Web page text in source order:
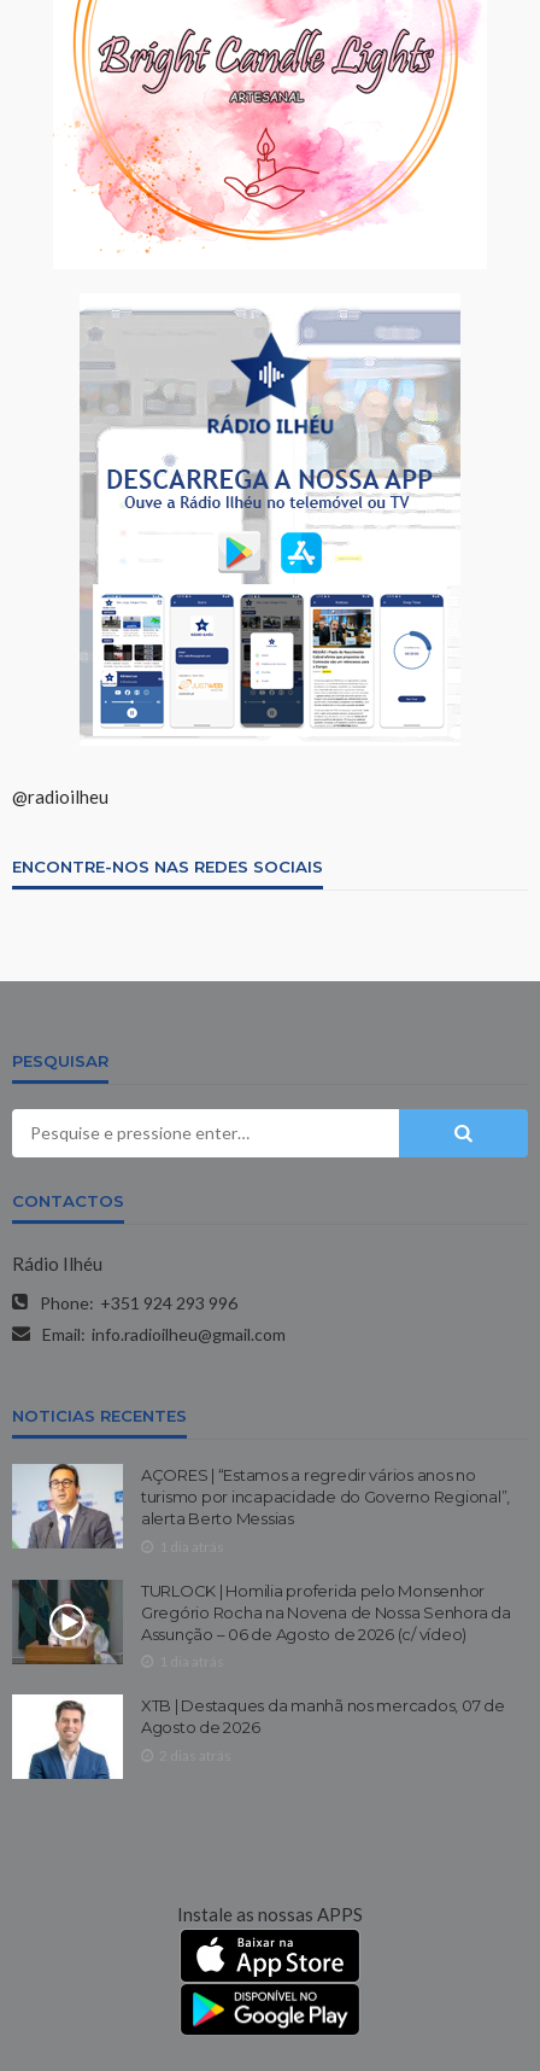
@radioilheu
ENCONTRE-NOS NAS REDES SOCIAIS
PESQUISAR
CONTACTOS
Rádio Ilhéu
Phone: +351 924 293 996
Email: info.radioilheu@gmail.com
NOTICIAS RECENTES
AÇORES | “Estamos a regredir vários anos no
turismo por incapacidade do Governo Regional”,
alerta Berto Messias
TURLOCK | Homilia proferida pelo Monsenhor
Gregório Rocha na Novena de Nossa Senhora da
Assunção – 06 de Agosto de 2026 (c/ vídeo)
XTB | Destaques da manhã nos mercados, 07 de
Agosto de 2026
Instale as nossas APPS